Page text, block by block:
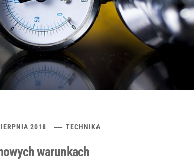
2018 TECHNIKA
warunkach